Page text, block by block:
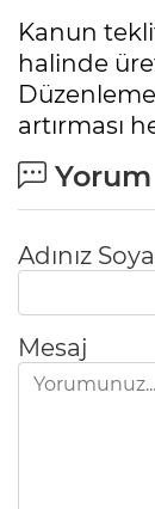
Kanun
halinde
artırması
Adınız
Mesaj